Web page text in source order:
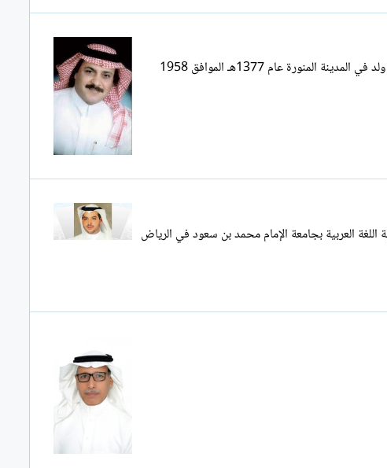
عبدالمحسن حليت مسلم عبد المحسن بن حليت بن عبد الله بن محمد مسلّم الحربي شاعر وكاتب سعودي ، وأحد الصفوة الأدبية في المملكة ولد في المدينة المنورة عام 1377هـ الموافق 1958
الأولى في الرياض، وتخرج في كلية اللغة العربية بجامعة الإمام محمد بن سعود في الرياض